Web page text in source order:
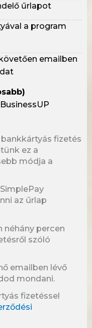
űrlapot
a program
emailben
fizetés
ez a
módja a
az űrlap
néhány percen
szóló
emailben lévő
mondani.
fizetéssel